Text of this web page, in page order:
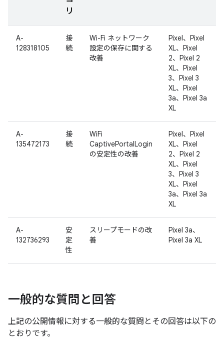
リ
A-
128318105
接
続
Wi-Fi ネットワーク
設定の保存に関する
改善
Pixel、Pixel
XL、Pixel
2、Pixel 2
XL、Pixel
3、Pixel 3
XL、Pixel
3a、Pixel 3a
XL
A-
135472173
接
続
WiFi
CaptivePortalLogin
の安定性の改善
Pixel、Pixel
XL、Pixel
2、Pixel 2
XL、Pixel
3、Pixel 3
XL、Pixel
3a、Pixel 3a
XL
A-
132736293
安
定
性
スリープモードの改
善
Pixel 3a、
Pixel 3a XL
一般的な質問と回答
上記の公開情報に対する一般的な質問とその回答は以下の
とおりです。